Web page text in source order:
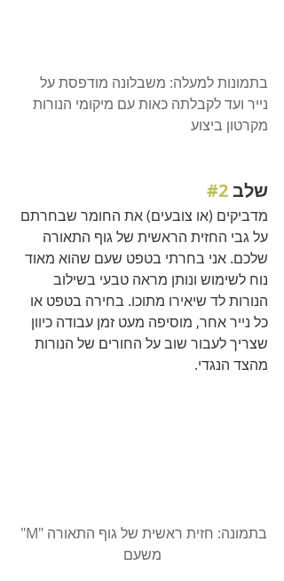
בתמונות למעלה: משבלונה מודפסת על
נייר ועד לקבלתה כאות עם מיקומי הנורות
מקרטון ביצוע
שלב #2
מדביקים (או צובעים) את החומר שבחרתם
על גבי החזית הראשית של גוף התאורה
שלכם. אני בחרתי בטפט שעם שהוא מאוד
נוח לשימוש ונותן מראה טבעי בשילוב
הנורות לד שיאירו מתוכו. בחירה בטפט או
כל נייר אחר, מוסיפה מעט זמן עבודה כיוון
שצריך לעבור שוב על החורים של הנורות
מהצד הנגדי.
בתמונה: חזית ראשית של גוף התאורה "M"
משעם